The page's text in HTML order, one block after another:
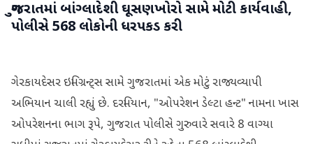
ગુજરાતમાં બાંગ્લાદેશી ઘૂસણખોરો સામે મોટી કાર્યવાહી,
પોલીસે 568 લોકોની ધરપકડ કરી
ગેરકાયદેસર ઇમિગ્રન્ટ્સ સામે ગુજરાતમાં એક મોટું રાજ્યવ્યાપી
અભિયાન ચાલી રહ્યું છે. દરમિયાન, "ઓપરેશન ડેલ્ટા હન્ટ" નામના ખાસ
ઓપરેશનના ભાગ રૂપે, ગુજરાત પોલીસે ગુરુવારે સવારે 8 વાગ્યા